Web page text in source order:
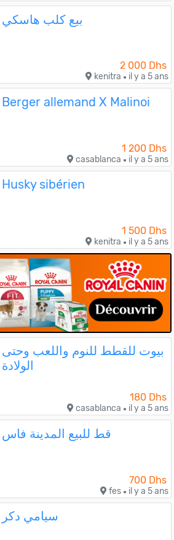
بيع كلب هاسكي
2 000 Dhs
kenitra ● il y a 5 ans
Berger allemand X Malinoi
1 200 Dhs
casablanca ● il y a 5 ans
Husky sibérien
1 500 Dhs
kenitra ● il y a 5 ans
بيوت للقطط للنوم واللعب وحتى
الولادة
180 Dhs
casablanca ● il y a 5 ans
قط للبيع المدينة فاس
700 Dhs
fes ● il y a 5 ans
سيامي دكر